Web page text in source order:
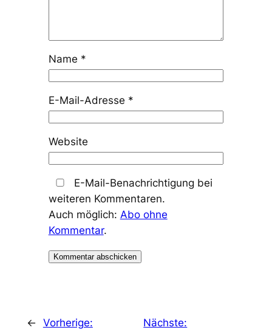
Name *
E-Mail-Adresse *
Website
E-Mail-Benachrichtigung bei
weiteren Kommentaren.
Auch möglich: Abo ohne
Kommentar.
← Vorherige:
Nächste: